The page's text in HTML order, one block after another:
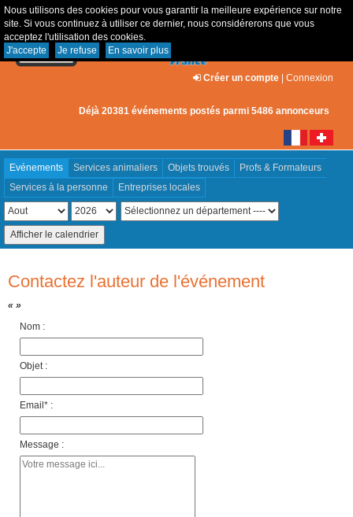
Nous utilisons des cookies pour vous garantir la meilleure expérience sur notre
site. Si vous continuez à utiliser ce dernier, nous considérerons que vous
acceptez l'utilisation des cookies.
J'accepte
Je refuse En savoir plus
Créer un compte | Connexion
Déjà 20381 événements postés parmi 5486 annonceurs
Evénements Services animaliers Objets trouvés
Profs & Formateurs
Services à la personne
Entreprises locales
Contactez l'auteur de l'événement
« »
Nom :
Objet :
Email* :
Message :